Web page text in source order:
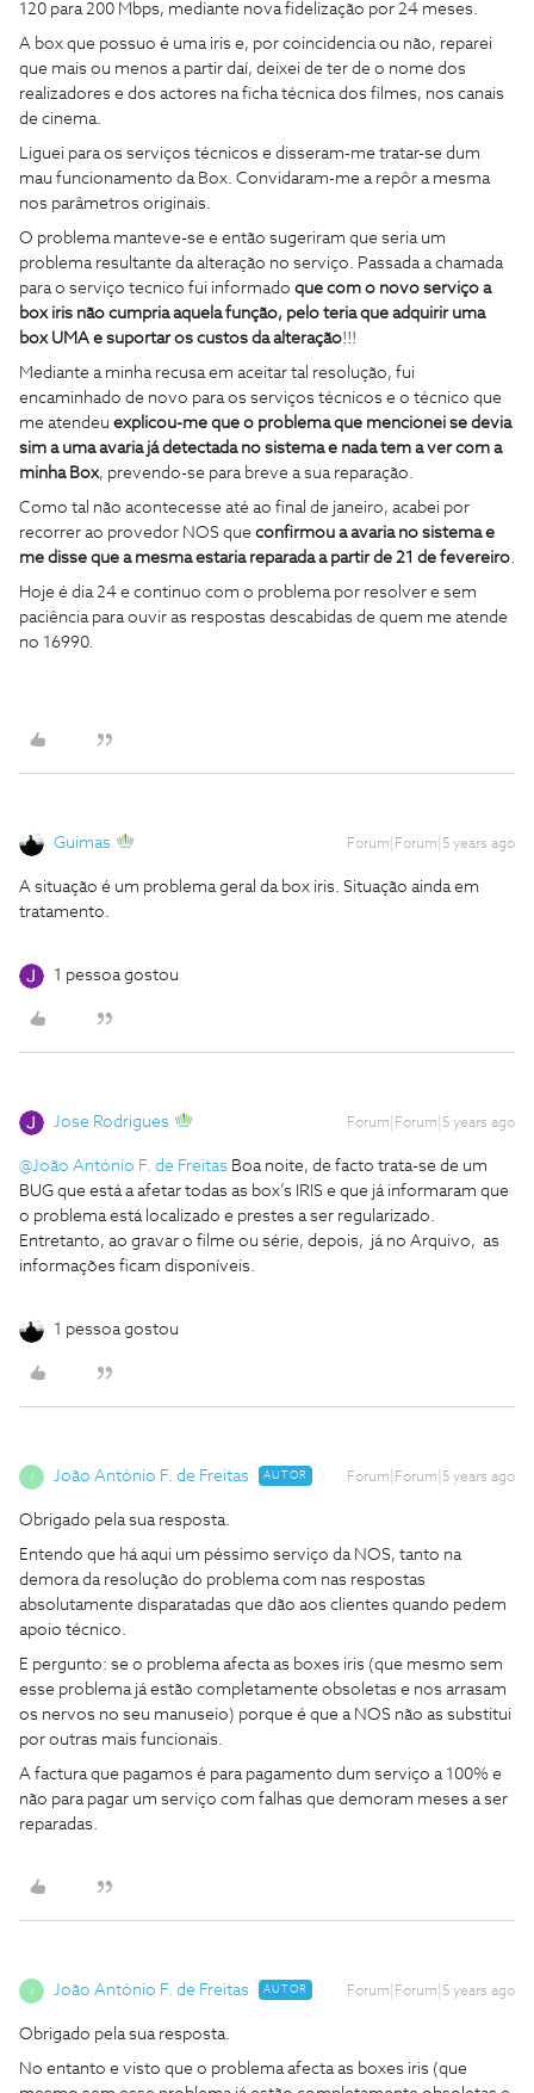
120 para 200 Mbps, mediante nova fidelização por 24 meses.
A box que possuo é uma iris e, por coincidencia ou não, reparei
que mais ou menos a partir daí, deixei de ter de o nome dos
realizadores e dos actores na ficha técnica dos filmes, nos canais
de cinema.
Liguei para os serviços técnicos e disseram-me tratar-se dum
mau funcionamento da Box. Convidaram-me a repôr a mesma
nos parâmetros originais.
O problema manteve-se e então sugeriram que seria um
problema resultante da alteração no serviço. Passada a chamada
para o serviço tecnico fui informado que com o novo serviço a
box iris não cumpria aquela função, pelo teria que adquirir uma
box UMA e suportar os custos da alteração!!!
Mediante a minha recusa em aceitar tal resolução, fui
encaminhado de novo para os serviços técnicos e o técnico que
me atendeu explicou-me que o problema que mencionei se devia
sim a uma avaria já detectada no sistema e nada tem a ver com a
minha Box, prevendo-se para breve a sua reparação.
Como tal não acontecesse até ao final de janeiro, acabei por
recorrer ao provedor NOS que confirmou a avaria no sistema e
me disse que a mesma estaria reparada a partir de 21 de fevereiro.
Hoje é dia 24 e continuo com o problema por resolver e sem
paciência para ouvir as respostas descabidas de quem me atende
no 16990.
Guimas Forum|Forum|5 years ago
A situação é um problema geral da box iris. Situação ainda em
tratamento.
1 pessoa gostou
Jose Rodrigues Forum|Forum|5 years ago
@João António F. de Freitas Boa noite, de facto trata-se de um
BUG que está a afetar todas as box’s IRIS e que já informaram que
o problema está localizado e prestes a ser regularizado.
Entretanto, ao gravar o filme ou série, depois, já no Arquivo, as
informações ficam disponíveis.
1 pessoa gostou
João António F. de Freitas AUTOR Forum|Forum|5 years ago
Obrigado pela sua resposta.
Entendo que há aqui um péssimo serviço da NOS, tanto na
demora da resolução do problema com nas respostas
absolutamente disparatadas que dão aos clientes quando pedem
apoio técnico.
E pergunto: se o problema afecta as boxes iris (que mesmo sem
esse problema já estão completamente obsoletas e nos arrasam
os nervos no seu manuseio) porque é que a NOS não as substitui
por outras mais funcionais.
A factura que pagamos é para pagamento dum serviço a 100% e
não para pagar um serviço com falhas que demoram meses a ser
reparadas.
João António F. de Freitas AUTOR Forum|Forum|5 years ago
Obrigado pela sua resposta.
No entanto e visto que o problema afecta as boxes iris (que